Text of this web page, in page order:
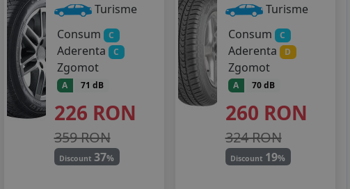
Turisme
Consum
C
Aderenta C
Zgomot
A 71 dB
226 RON
359 RON
Discount37%
Turisme
Consum
C
Aderenta D
Zgomot
A 70 dB
260 RON
324 RON
Discount 19%